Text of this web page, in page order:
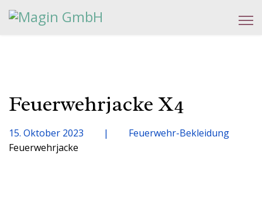
Feuerwehrjacke X4
15. Oktober 2023
Feuerwehr-Bekleidung
Feuerwehrjacke